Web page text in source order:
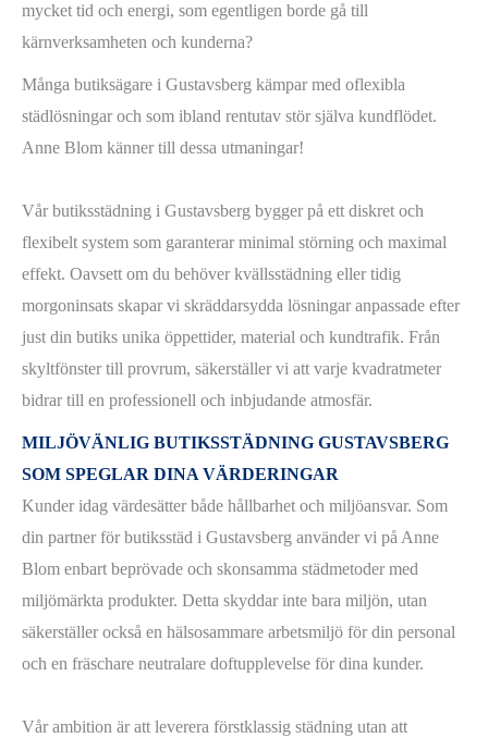
mycket tid och energi, som egentligen borde gå till
kärnverksamheten och kunderna?
Många butiksägare i Gustavsberg kämpar med oflexibla
städlösningar och som ibland rentutav stör själva kundflödet.
Anne Blom känner till dessa utmaningar!
Vår butiksstädning i Gustavsberg bygger på ett diskret och
flexibelt system som garanterar minimal störning och maximal
effekt. Oavsett om du behöver kvällsstädning eller tidig
morgoninsats skapar vi skräddarsydda lösningar anpassade efter
just din butiks unika öppettider, material och kundtrafik. Från
skyltfönster till provrum, säkerställer vi att varje kvadratmeter
bidrar till en professionell och inbjudande atmosfär.
MILJÖVÄNLIG BUTIKSSTÄDNING GUSTAVSBERG
SOM SPEGLAR DINA VÄRDERINGAR
Kunder idag värdesätter både hållbarhet och miljöansvar. Som
din partner för butiksstäd i Gustavsberg använder vi på Anne
Blom enbart beprövade och skonsamma städmetoder med
miljömärkta produkter. Detta skyddar inte bara miljön, utan
säkerställer också en hälsosammare arbetsmiljö för din personal
och en fräschare neutralare doftupplevelse för dina kunder.
Vår ambition är att leverera förstklassig städning utan att